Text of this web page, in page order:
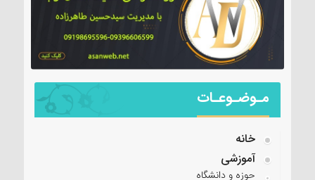
مـوضـوعـات
خانه
آموزشی
حوزه و دانشگاه